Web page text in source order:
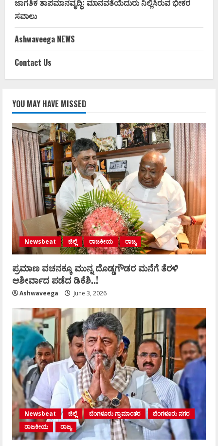
ಜಾಗತಿಕ ತಾಪಮಾನವೃದ್ಧಿ: ಮಾನವತೆಯೆದುರು ನಿಲ್ಲಿಸಿರುವ ಭೀಕರ
ಸವಾಲು
Ashwaveega NEWS
Contact Us
YOU MAY HAVE MISSED
Newsbeat ಜಿಲ್ಲೆ ರಾಜಕೀಯ ರಾಜ್ಯ
ಪ್ರಮಾಣ ವಚನಕ್ಕೂ ಮುನ್ನ ದೊಡ್ಡಗೌಡರ ಮನೆಗೆ ತೆರಳಿ
ಆಶೀರ್ವಾದ ಪಡೆದ ಡಿಕೆಶಿ..!
Ashwaveega June 3, 2026
Newsbeat ಜಿಲ್ಲೆ ಬೆಂಗಳೂರು ಗ್ರಾಮಾಂತರ
ಬೆಂಗಳೂರು ನಗರ
ರಾಜಕೀಯ
ರಾಜ್ಯ